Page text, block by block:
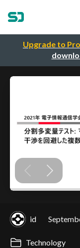
Upgrade to Pro
id
Technology